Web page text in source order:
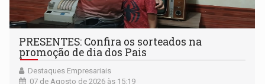
PRESENTES: Confira os sorteados na
promoção de dia dos Pais
Destaques Empresariais
07 de Agosto de 2026 às 15:19